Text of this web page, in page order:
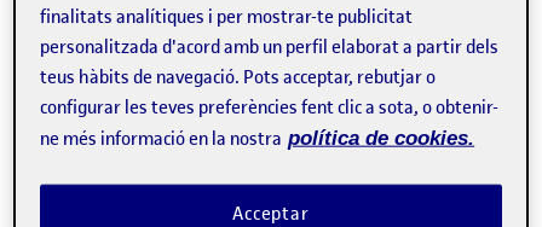
La inscripció ha finalitzat.
Inscriure-s'hi
finalitats analítiques i per mostrar-te publicitat
personalitzada d'acord amb un perfil elaborat a partir dels
teus hàbits de navegació. Pots acceptar, rebutjar o
configurar les teves preferències fent clic a sota, o obtenir-
ne més informació en la nostra política de cookies.
Acceptar